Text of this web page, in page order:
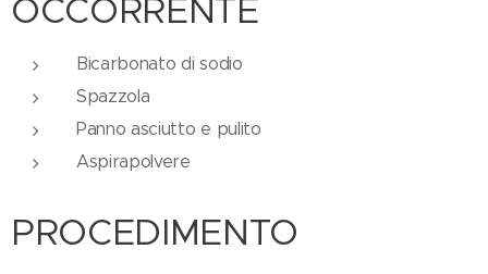
OCCORRENTE
Bicarbonato di sodio
Spazzola
Panno asciutto e pulito
Aspirapolvere
PROCEDIMENTO